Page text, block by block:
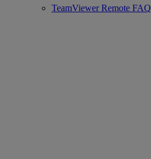
TeamViewer Remote FAQ